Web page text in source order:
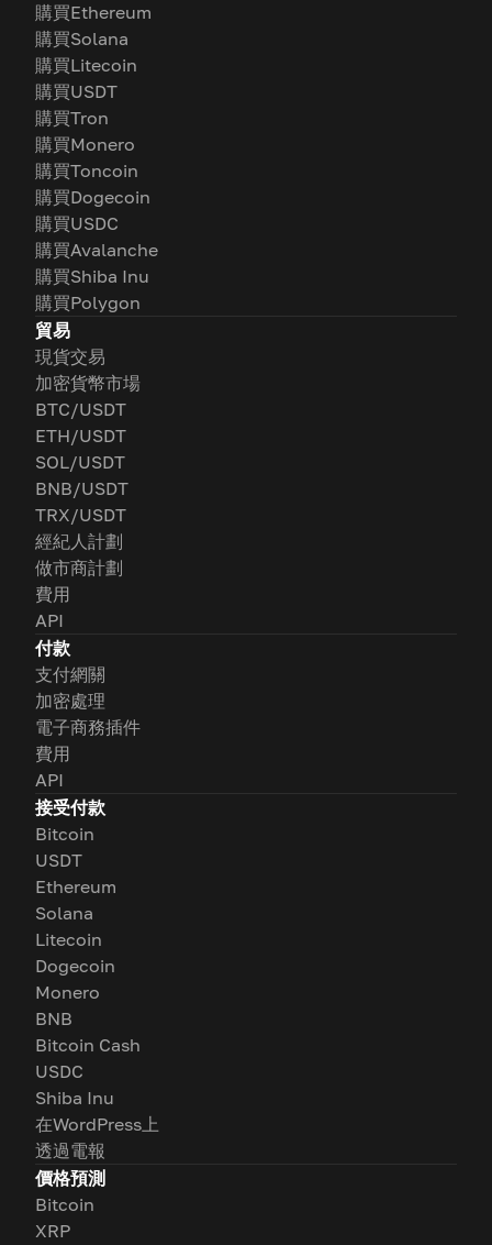
購買Ethereum
購買Solana
購買Litecoin
購買USDT
購買Tron
購買Monero
購買Toncoin
購買Dogecoin
購買USDC
購買Avalanche
購買Shiba Inu
購買Polygon
貿易
現貨交易
加密貨幣市場
BTC/USDT
ETH/USDT
SOL/USDT
BNB/USDT
TRX/USDT
經紀人計劃
做市商計劃
費用
API
付款
支付網關
加密處理
電子商務插件
費用
API
接受付款
Bitcoin
USDT
Ethereum
Solana
Litecoin
Dogecoin
Monero
BNB
Bitcoin Cash
USDC
Shiba Inu
在WordPress上
透過電報
價格預測
Bitcoin
XRP